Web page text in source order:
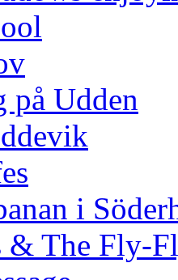
på Udden
i
& The Fly-